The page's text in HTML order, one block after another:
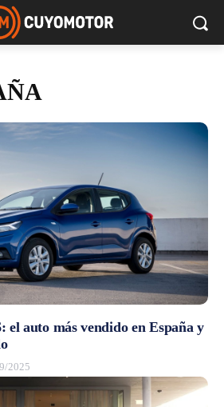
el auto más vendido en España y
2025